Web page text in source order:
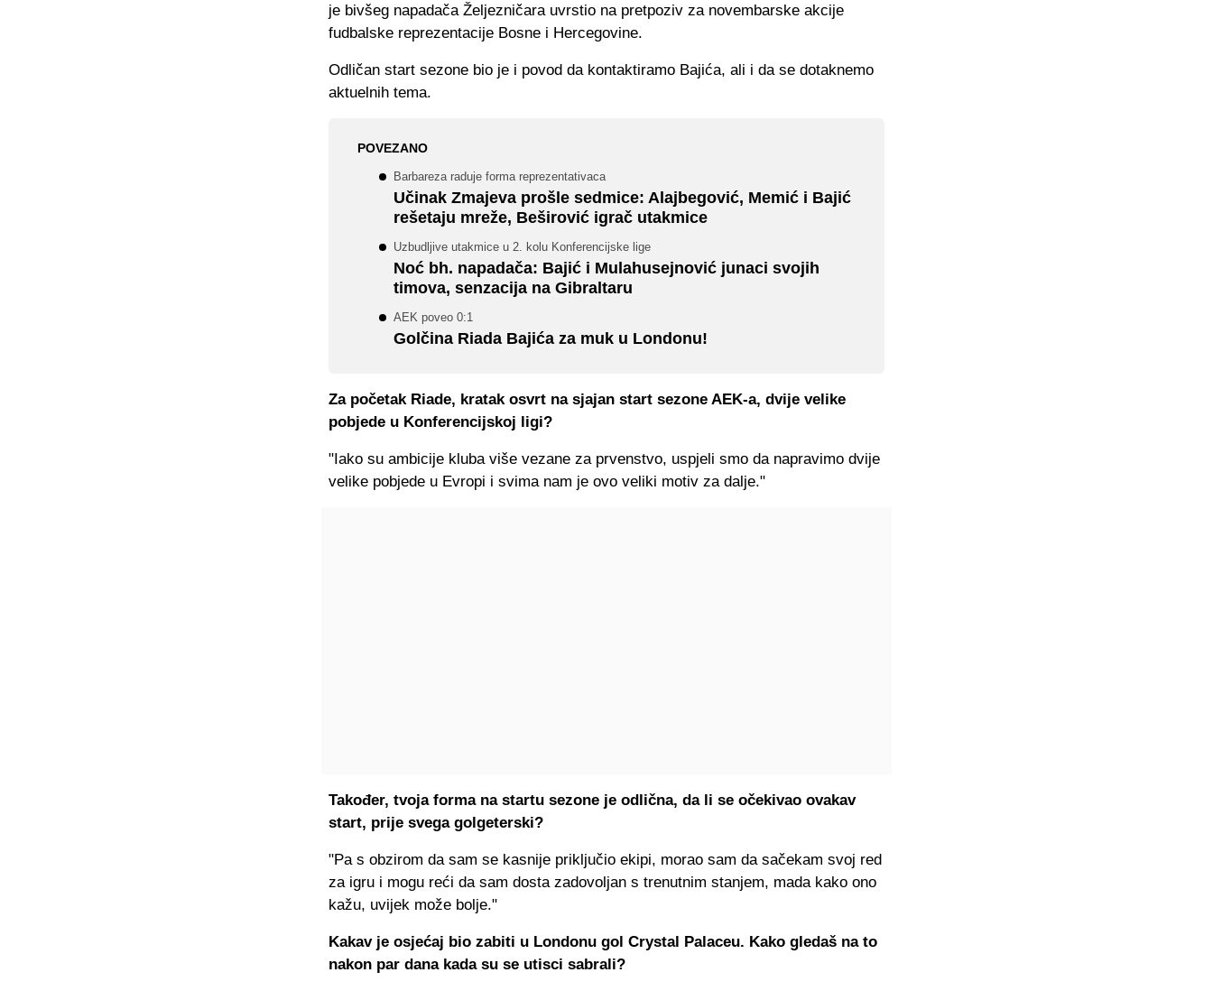
je bivšeg napadača Željezničara uvrstio na pretpoziv za novembarske akcije
fudbalske reprezentacije Bosne i Hercegovine.
Odličan start sezone bio je i povod da kontaktiramo Bajića, ali i da se dotaknemo
aktuelnih tema.
POVEZANO
Barbareza raduje forma reprezentativaca
Učinak Zmajeva prošle sedmice: Alajbegović, Memić i Bajić
rešetaju mreže, Beširović igrač utakmice
Uzbudljive utakmice u 2. kolu Konferencijske lige
Noć bh. napadača: Bajić i Mulahusejnović junaci svojih
timova, senzacija na Gibraltaru
AEK poveo 0:1
Golčina Riada Bajića za muk u Londonu!
Za početak Riade, kratak osvrt na sjajan start sezone AEK-a, dvije velike
pobjede u Konferencijskoj ligi?
"Iako su ambicije kluba više vezane za prvenstvo, uspjeli smo da napravimo dvije
velike pobjede u Evropi i svima nam je ovo veliki motiv za dalje."
Također, tvoja forma na startu sezone je odlična, da li se očekivao ovakav
start, prije svega golgeterski?
"Pa s obzirom da sam se kasnije priključio ekipi, morao sam da sačekam svoj red
za igru i mogu reći da sam dosta zadovoljan s trenutnim stanjem, mada kako ono
kažu, uvijek može bolje."
Kakav je osjećaj bio zabiti u Londonu gol Crystal Palaceu. Kako gledaš na to
nakon par dana kada su se utisci sabrali?